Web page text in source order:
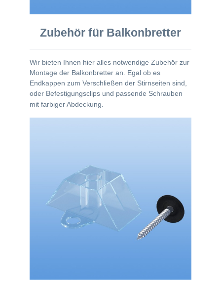
Zubehör für Balkonbretter
Wir bieten Ihnen hier alles notwendige Zubehör zur
Montage der Balkonbretter an. Egal ob es
Endkappen zum Verschließen der Stirnseiten sind,
oder Befestigungsclips und passende Schrauben
mit farbiger Abdeckung.